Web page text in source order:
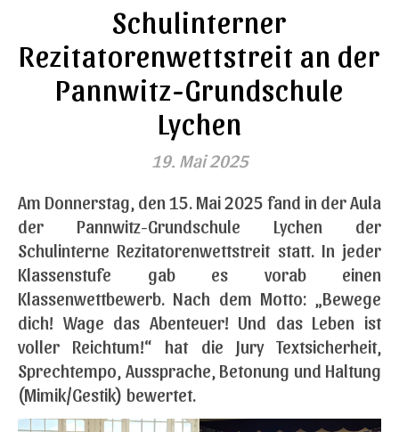
Schulinterner
Rezitatorenwettstreit an der
Pannwitz-Grundschule
Lychen
19. Mai 2025
Am Donnerstag, den 15. Mai 2025 fand in der Aula
der Pannwitz-Grundschule Lychen der
Schulinterne Rezitatorenwettstreit statt. In jeder
Klassenstufe gab es vorab einen
Klassenwettbewerb. Nach dem Motto: „Bewege
dich! Wage das Abenteuer! Und das Leben ist
voller Reichtum!“ hat die Jury Textsicherheit,
Sprechtempo, Aussprache, Betonung und Haltung
(Mimik/Gestik) bewertet.